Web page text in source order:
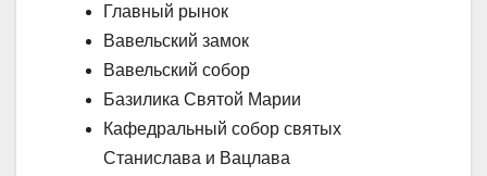
Главный рынок
Вавельский замок
Вавельский собор
Базилика Святой Марии
Кафедральный собор святых
Станислава и Вацлава